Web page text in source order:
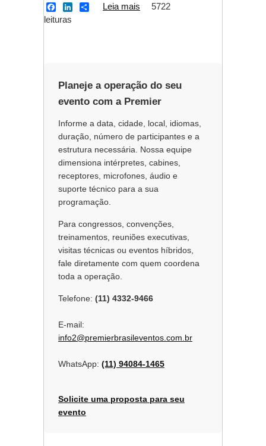
a
c
Leia mais sobre HERO DAY –
5722
leituras
Planeje a operação do seu
evento com a Premier
Informe a data, cidade, local, idiomas,
duração, número de participantes e a
estrutura necessária. Nossa equipe
dimensiona intérpretes, cabines,
receptores, microfones, áudio e
suporte técnico para a sua
programação.
Para congressos, convenções,
treinamentos, reuniões executivas,
visitas técnicas ou eventos híbridos,
fale diretamente com quem coordena
toda a operação.
Telefone: (11) 4332-9466
E-mail:
info2@premierbrasileventos.com.br
WhatsApp: (11) 94084-1465
Solicite uma proposta para seu
evento